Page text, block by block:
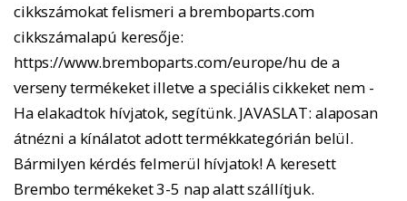
cikkszámokat felismeri a bremboparts.com
cikkszámalapú keresője:
https://www.bremboparts.com/europe/hu de a
verseny termékeket illetve a speciális cikkeket nem -
Ha elakadtok hívjatok, segítünk. JAVASLAT: alaposan
átnézni a kínálatot adott termékkategórián belül.
Bármilyen kérdés felmerül hívjatok! A keresett
Brembo termékeket 3-5 nap alatt szállítjuk.